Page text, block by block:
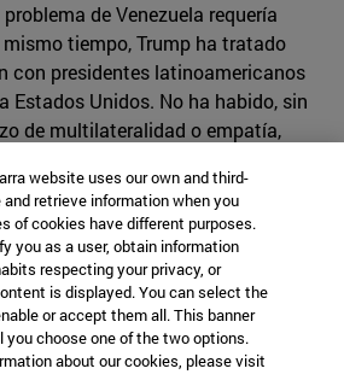
de Venezuela requería
tiempo, Trump ha tratado
con presidentes latinoamericanos
Estados Unidos. No ha habido, sin
de multilateralidad o empatía,
realizó una única visita a la
mandato. Acabada laoperación
para devolver al poder a Jean-
31 de marzo 1995 Bill Clinton viajó a
website uses our own and third-
retrieve information when you
of cookies have different purposes.
you as a user, obtain information
respecting your privacy, or
is displayed. You can select the
or accept them all. This banner
choose one of the two options.
about our cookies, please visit